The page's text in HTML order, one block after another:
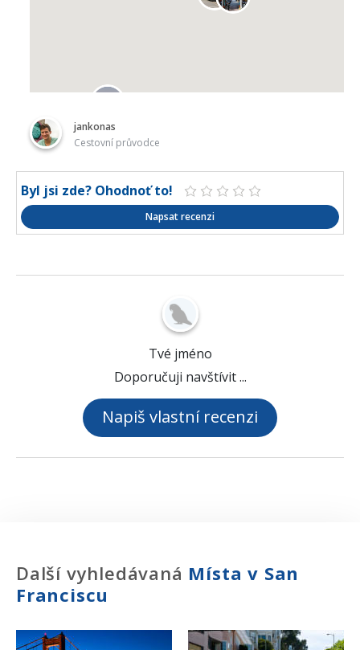
jankonas
Cestovní průvodce
Byl jsi zde? Ohodnoť to!
Napsat recenzi
Tvé jméno
Doporučuji navštívit ...
Napiš vlastní recenzi
Další vyhledávaná Místa v San
Franciscu